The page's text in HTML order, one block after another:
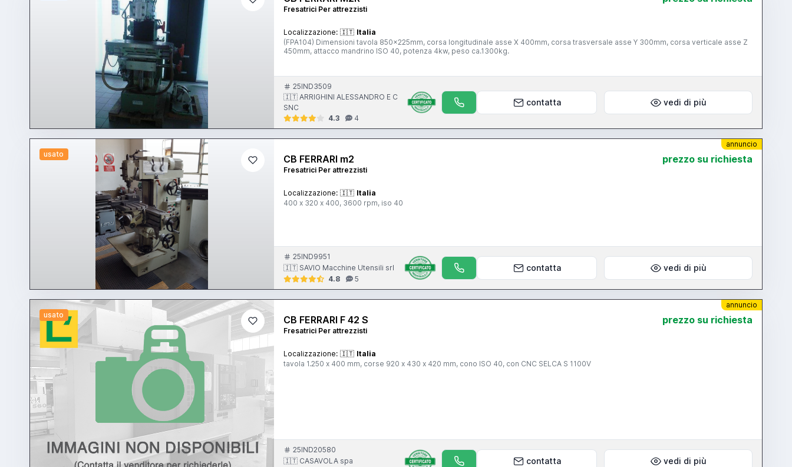
Fresatrici Per attrezzisti
Localizzazione: 🇮🇹 Italia
(FPA104) Dimensioni tavola 850x225mm, corsa longitudinale asse X 400mm, corsa trasversale asse Y 300mm, corsa verticale asse Z
450mm, attacco mandrino ISO 40, potenza 4kw, peso ca.1300kg.
25IND3509
🇮🇹 ARRIGHINI ALESSANDRO E C
SNC
4.3
4
contatta vedi di più
usato
annuncio
CB FERRARI m2
Fresatrici Per attrezzisti
prezzo su richiesta
Localizzazione: 🇮🇹 Italia
400 x 320 x 400, 3600 rpm, iso 40
25IND9951
🇮🇹 SAVIO Macchine Utensili srl
4.8
5
contatta vedi di più
usato
annuncio
CB FERRARI F 42 S
Fresatrici Per attrezzisti
prezzo su richiesta
Localizzazione: 🇮🇹 Italia
tavola 1.250 x 400 mm, corse 920 x 430 x 420 mm, cono ISO 40, con CNC SELCA S 1100V
25IND20580
🇮🇹 CASAVOLA spa
contatta vedi di più